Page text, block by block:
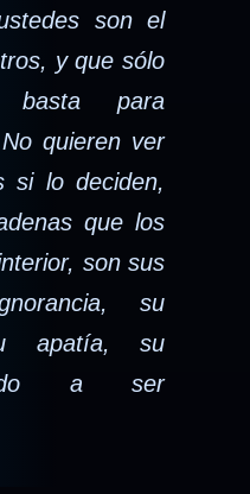
son el
y que sólo
basta para
quieren ver
si lo deciden,
que los
son sus
su
apatía, su
a ser